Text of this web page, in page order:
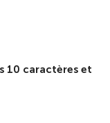
10 caractères et